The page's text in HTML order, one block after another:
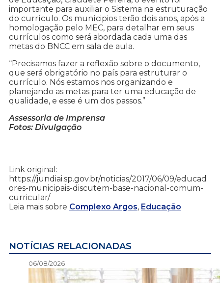
importante para auxiliar o Sistema na estruturação
do currículo. Os munícipios terão dois anos, após a
homologação pelo MEC, para detalhar em seus
currículos como será abordada cada uma das
metas do BNCC em sala de aula.
“Precisamos fazer a reflexão sobre o documento,
que será obrigatório no país para estruturar o
currículo. Nós estamos nos organizando e
planejando as metas para ter uma educação de
qualidade, e esse é um dos passos.”
Assessoria de Imprensa
Fotos: Divulgação
Link original:
https://jundiai.sp.gov.br/noticias/2017/06/09/educad
ores-municipais-discutem-base-nacional-comum-
curricular/
Leia mais sobre Complexo Argos, Educação
NOTÍCIAS RELACIONADAS
06/08/2026